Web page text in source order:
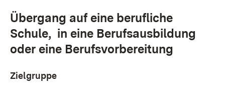
Übergang auf eine berufliche
Schule, in eine Berufsausbildung
oder eine Berufsvorbereitung
Zielgruppe